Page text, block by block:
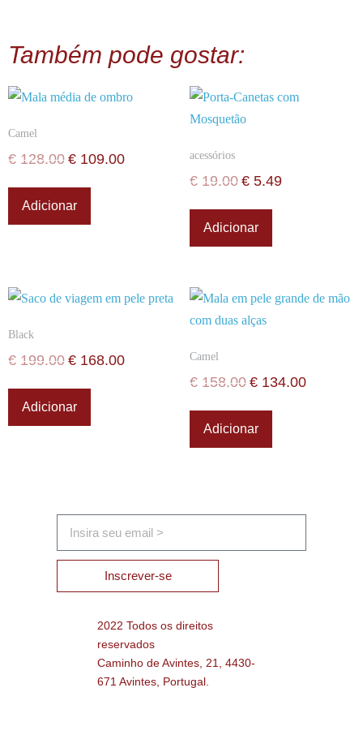
Também pode gostar:
Camel
€ 128.00 € 109.00
Adicionar
acessórios
€ 19.00 € 5.49
Adicionar
Black
€ 199.00 € 168.00
Adicionar
Camel
€ 158.00 € 134.00
Adicionar
Inscrever-se
2022 Todos os direitos
reservados
Caminho de Avintes, 21, 4430-
671 Avintes, Portugal.